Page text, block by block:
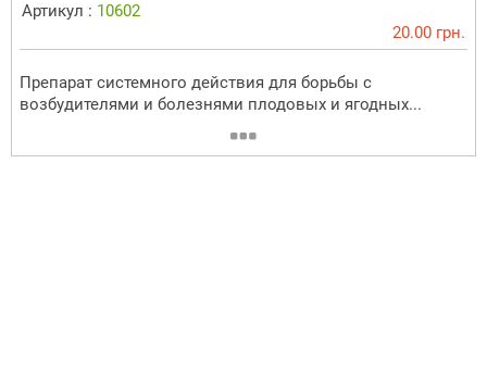
Артикул : 10602
20.00 грн.
Препарат системного действия для борьбы с
возбудителями и болезнями плодовых и ягодных...